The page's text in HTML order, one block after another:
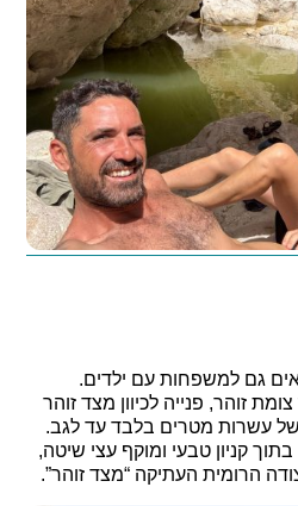
גם למשפחות עם ילדים.
נסיעה בכביש 90 עד צומת זוהר, פנייה לכיוון מצד זוהר
עשרות מטרים בלבד עד לגב.
קניון טבעי ומוקף עצי שיטה,
הרומית העתיקה “מצד זוהר”.